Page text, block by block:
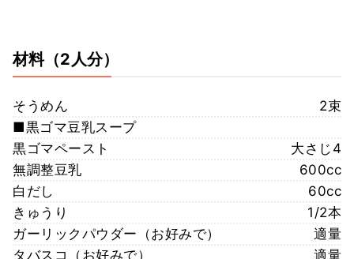
材料（2人分）
そうめん
2束
■黒ゴマ豆乳スープ
黒ゴマペースト
大さじ4
無調整豆乳
600cc
白だし
60cc
きゅうり
1/2本
ガーリックパウダー（お好みで）
適量
タバスコ（お好みで）
適量